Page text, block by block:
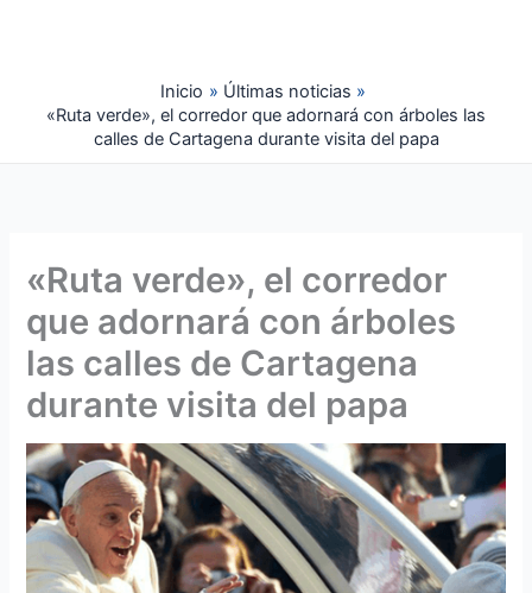
Inicio
Últimas noticias
«Ruta verde», el corredor que adornará con árboles las
calles de Cartagena durante visita del papa
«Ruta verde», el corredor
que adornará con árboles
las calles de Cartagena
durante visita del papa